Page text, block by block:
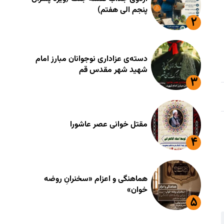
پنجم الی هفتم)
دسته‌ی عزاداری نوجوانان مبارز امام
شهید شهر مقدس قم
مقتل خوانی عصر عاشورا
هماهنگی و اعزام «سخنرانِ روضه
خوان»